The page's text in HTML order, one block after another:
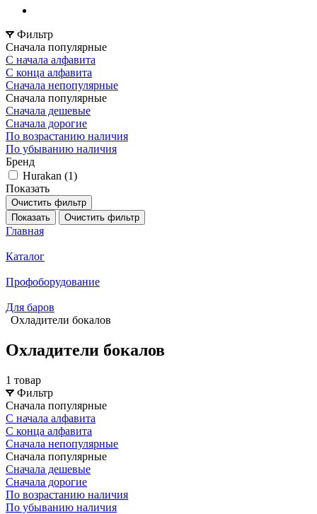
Фильтр
Сначала популярные
С начала алфавита
С конца алфавита
Сначала непопулярные
Сначала популярные
Сначала дешевые
Сначала дорогие
По возрастанию наличия
По убыванию наличия
Бренд
Hurakan (1)
Показать
Очистить фильтр
Показать
Очистить фильтр
Главная
Каталог
Профоборудование
Для баров
Охладители бокалов
Охладители бокалов
1 товар
Фильтр
Сначала популярные
С начала алфавита
С конца алфавита
Сначала непопулярные
Сначала популярные
Сначала дешевые
Сначала дорогие
По возрастанию наличия
По убыванию наличия